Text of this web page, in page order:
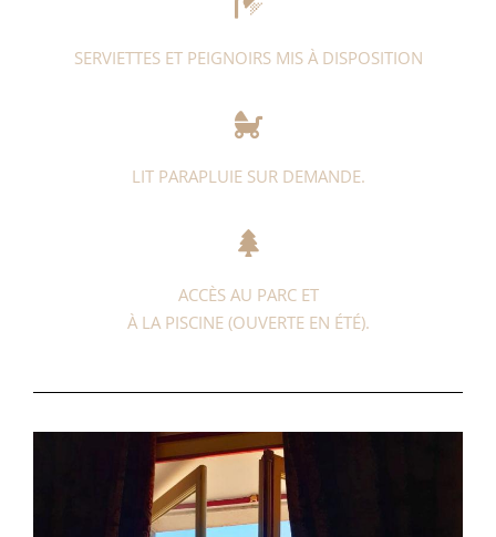
SERVIETTES ET PEIGNOIRS MIS À DISPOSITION
LIT PARAPLUIE SUR DEMANDE.
ACCÈS AU PARC ET
À LA PISCINE (OUVERTE EN ÉTÉ).